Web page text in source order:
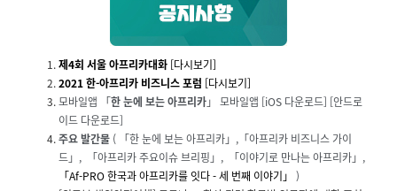
제4회 서울 아프리카대화 [다시보기]
2021 한-아프리카 비즈니스 포럼 [다시보기]
모바일앱
「한 눈에 보는 아프리카」 모바일앱 [iOS 다운로드] [안드로
이드 다운로드]
주요 발간물 ( 「한 눈에 보는 아프리카」,「아프리카 비즈니스 가이
드」, 「아프리카 주요이슈 브리핑 」, 「이야기로 만나는 아프리카」,
「Af-PRO 한국과 아프리카를 잇다 - 세 번째 이야기」 )